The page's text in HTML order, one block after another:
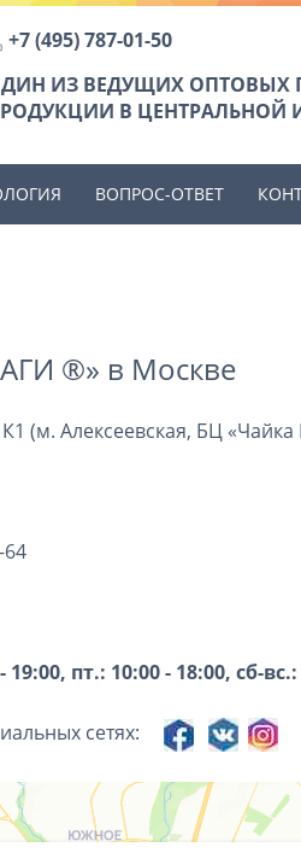
+7 (495) 787-01-50
ИЗ ВЕДУЩИХ
В ЦЕНТРАЛЬНОЙ
ВОПРОС-ОТВЕТ
®» в Москве
(м. Алексеевская, БЦ «Чайка
64
пт.: 10:00 - 18:00, сб-
сетях: